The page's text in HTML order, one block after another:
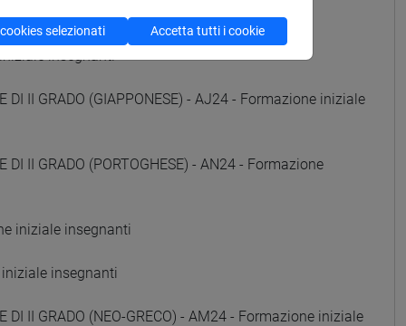
DI II GRADO (GIAPPONESE) - AJ24 - Formazione iniziale
DI II GRADO (PORTOGHESE) - AN24 - Formazione
iniziale insegnanti
iniziale insegnanti
DI II GRADO (NEO-GRECO) - AM24 - Formazione iniziale
selezionati Accetta tutti i cookie